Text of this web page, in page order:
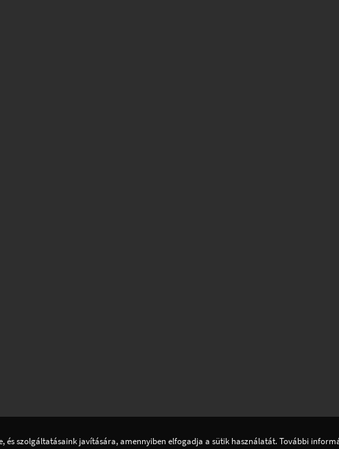
és szolgáltatásaink javítására, amennyiben elfogadja a sütik használatát. További